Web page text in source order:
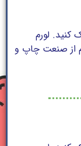
کنید. لورم
از صنعت چاپ و